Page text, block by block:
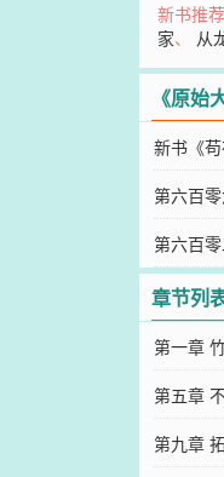
新书推
家、 从
《原始
新书《
第六百零
第六百
章节列
第一章
第五章
第九章